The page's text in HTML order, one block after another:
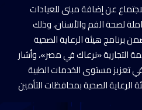
عن إضافة مبنى للعيادات
لصحة الفم والأسنان، وذلك
هيئة الرعاية الصحية
التجارية «نرعاك في مصر»، وأشار
تعزيز مستوى الخدمات الطبية
الصحية بمحافظات التأمين